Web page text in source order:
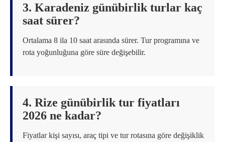
3. Karadeniz günübirlik turlar kaç
saat sürer?
Ortalama 8 ila 10 saat arasında sürer. Tur programına ve
rota yoğunluğuna göre süre değişebilir.
4. Rize günübirlik tur fiyatları
2026 ne kadar?
Fiyatlar kişi sayısı, araç tipi ve tur rotasına göre değişiklik